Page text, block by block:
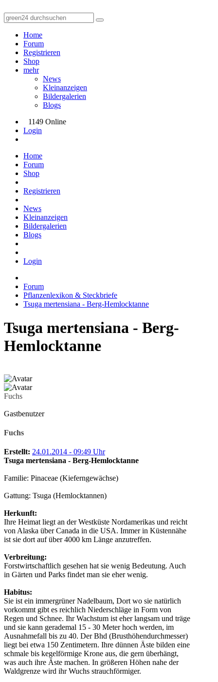
Home
Forum
Registrieren
Shop
mehr
News
Kleinanzeigen
Bildergalerien
Blogs
1149 Online
Login
Home
Forum
Shop
Registrieren
News
Kleinanzeigen
Bildergalerien
Blogs
Login
Forum
Pflanzenlexikon & Steckbriefe
Tsuga mertensiana - Berg-Hemlocktanne
Tsuga mertensiana - Berg-
Hemlocktanne
Fuchs
Gastbenutzer
Fuchs
Erstellt: 24.01.2014 - 09:49 Uhr
Tsuga mertensiana - Berg-Hemlocktanne
Familie: Pinaceae (Kieferngewächse)
Gattung: Tsuga (Hemlocktannen)
Herkunft:
Ihre Heimat liegt an der Westküste Nordamerikas und reicht
von Alaska über Canada in die USA. Immer in Küstennähe
ist sie dort auf über 4000 km Länge anzutreffen.
Verbreitung:
Forstwirtschaftlich gesehen hat sie wenig Bedeutung. Auch
in Gärten und Parks findet man sie eher wenig.
Habitus:
Sie ist ein immergrüner Nadelbaum, Dort wo sie natürlich
vorkommt gibt es reichlich Niederschläge in Form von
Regen und Schnee. Ihr Wachstum ist eher langsam und träge
und sie kann gerademal 15 - 30 Meter hoch werden, im
Ausnahmefall bis zu 40. Der Bhd (Brusthöhendurchmesser)
liegt bei etwa 150 Zentimetern. Ihre dünnen Äste bilden eine
schmale bis kegelförmige Krone aus, die gern überhängt,
was auch ihre Äste machen. In größeren Höhen nahe der
Waldgrenze wird ihr Wuchs strauchförmiger.